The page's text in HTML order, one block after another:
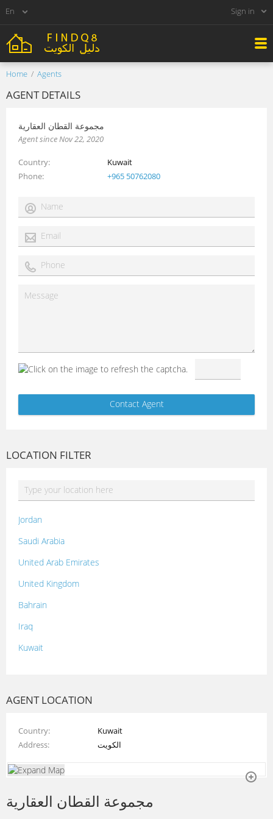
Sign in
Home Agents
AGENT DETAILS
مجموعة القطان العقارية
Agent since Nov 22, 2020
Country
Kuwait
Phone
+965 50762080
LOCATION FILTER
Jordan
Saudi Arabia
United Arab Emirates
United Kingdom
Bahrain
Iraq
Kuwait
Palestine
Syria
Tunisia
AGENT LOCATION
Country
Kuwait
Address
الكويت
مجموعة القطان العقارية